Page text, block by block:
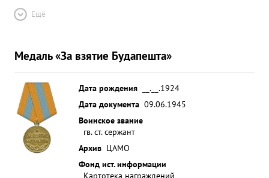
Ещё
Медаль «За взятие Будапешта»
Дата рождения
__.__.1924
Дата документа 09.06.1945
Воинское звание
гв. ст. сержант
Архив ЦАМО
Фонд ист. информации
Картотека награждений